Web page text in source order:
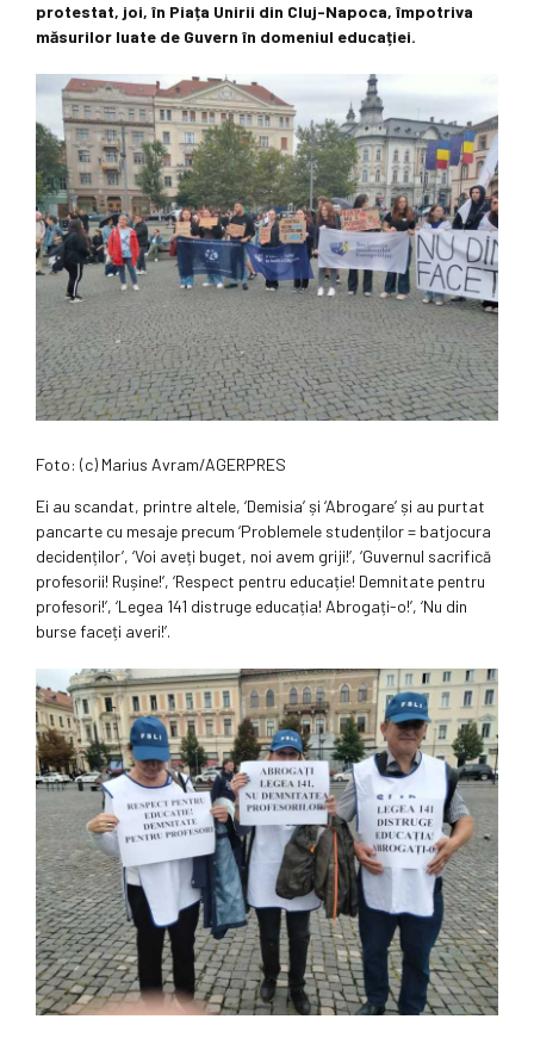
protestat, joi, în Piața Unirii din Cluj-Napoca, împotriva
măsurilor luate de Guvern în domeniul educației.
Foto: (c) Marius Avram/AGERPRES
Ei au scandat, printre altele, ‘Demisia’ și ‘Abrogare’ și au purtat
pancarte cu mesaje precum ‘Problemele studenților = batjocura
decidenților’, ‘Voi aveți buget, noi avem griji!’, ‘Guvernul sacrifică
profesorii! Rușine!’, ‘Respect pentru educație! Demnitate pentru
profesori!’, ‘Legea 141 distruge educația! Abrogați-o!’, ‘Nu din
burse faceți averi!’.